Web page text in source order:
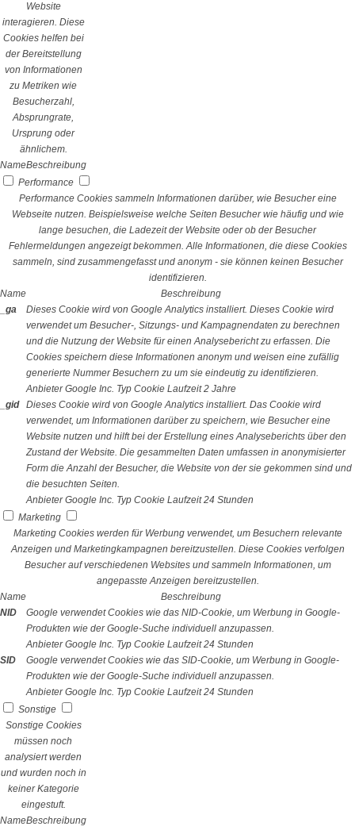
Website
interagieren. Diese
Cookies helfen bei
der Bereitstellung
von Informationen
zu Metriken wie
Besucherzahl,
Absprungrate,
Ursprung oder
ähnlichem.
NameBeschreibung
Performance
Performance Cookies sammeln Informationen darüber, wie Besucher eine
Webseite nutzen. Beispielsweise welche Seiten Besucher wie häufig und wie
lange besuchen, die Ladezeit der Website oder ob der Besucher
Fehlermeldungen angezeigt bekommen. Alle Informationen, die diese Cookies
sammeln, sind zusammengefasst und anonym - sie können keinen Besucher
identifizieren.
Name
Beschreibung
_ga
Dieses Cookie wird von Google Analytics installiert. Dieses Cookie wird
verwendet um Besucher-, Sitzungs- und Kampagnendaten zu berechnen
und die Nutzung der Website für einen Analysebericht zu erfassen. Die
Cookies speichern diese Informationen anonym und weisen eine zufällig
generierte Nummer Besuchern zu um sie eindeutig zu identifizieren.
Anbieter Google Inc. Typ Cookie Laufzeit 2 Jahre
_gid
Dieses Cookie wird von Google Analytics installiert. Das Cookie wird
verwendet, um Informationen darüber zu speichern, wie Besucher eine
Website nutzen und hilft bei der Erstellung eines Analyseberichts über den
Zustand der Website. Die gesammelten Daten umfassen in anonymisierter
Form die Anzahl der Besucher, die Website von der sie gekommen sind und
die besuchten Seiten.
Anbieter Google Inc. Typ Cookie Laufzeit 24 Stunden
Marketing
Marketing Cookies werden für Werbung verwendet, um Besuchern relevante
Anzeigen und Marketingkampagnen bereitzustellen. Diese Cookies verfolgen
Besucher auf verschiedenen Websites und sammeln Informationen, um
angepasste Anzeigen bereitzustellen.
Name
Beschreibung
NID
Google verwendet Cookies wie das NID-Cookie, um Werbung in Google-
Produkten wie der Google-Suche individuell anzupassen.
Anbieter Google Inc. Typ Cookie Laufzeit 24 Stunden
SID
Google verwendet Cookies wie das SID-Cookie, um Werbung in Google-
Produkten wie der Google-Suche individuell anzupassen.
Anbieter Google Inc. Typ Cookie Laufzeit 24 Stunden
Sonstige
Sonstige Cookies
müssen noch
analysiert werden
und wurden noch in
keiner Kategorie
eingestuft.
NameBeschreibung